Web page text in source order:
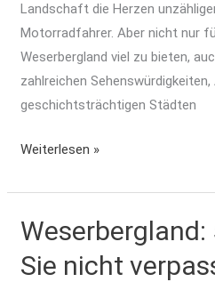
Landschaft die Herzen
Motorradfahrer. Aber nicht nur
Weserbergland viel zu bieten,
zahlreichen
geschichtsträchtigen Städten
Weiterlesen »
Weserbergland:
Sie nicht
Weserbergland:
Termine